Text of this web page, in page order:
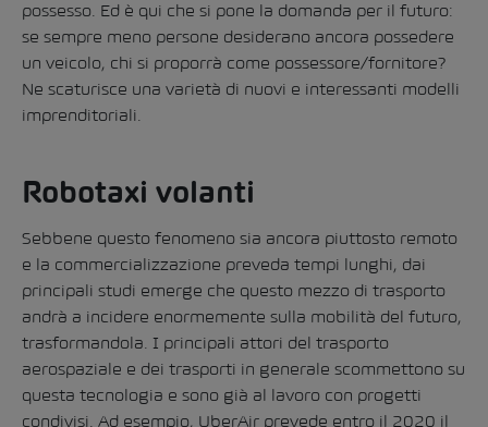
possesso. Ed è qui che si pone la domanda per il futuro:
se sempre meno persone desiderano ancora possedere
un veicolo, chi si proporrà come possessore/fornitore?
Ne scaturisce una varietà di nuovi e interessanti modelli
imprenditoriali.
Robotaxi volanti
Sebbene questo fenomeno sia ancora piuttosto remoto
e la commercializzazione preveda tempi lunghi, dai
principali studi emerge che questo mezzo di trasporto
andrà a incidere enormemente sulla mobilità del futuro,
trasformandola. I principali attori del trasporto
aerospaziale e dei trasporti in generale scommettono su
questa tecnologia e sono già al lavoro con progetti
condivisi. Ad esempio, UberAir prevede entro il 2020 il